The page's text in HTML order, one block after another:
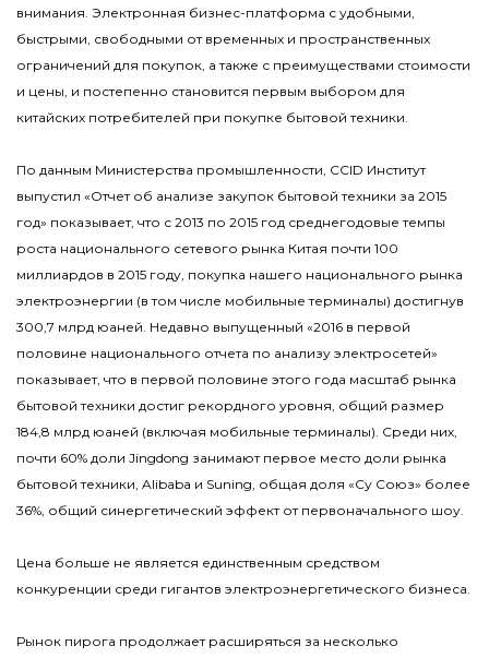
внимания. Электронная бизнес-платформа с удобными,
быстрыми, свободными от временных и пространственных
ограничений для покупок, а также с преимуществами стоимости
и цены, и постепенно становится первым выбором для
китайских потребителей при покупке бытовой техники.
По данным Министерства промышленности, CCID Институт
выпустил «Отчет об анализе закупок бытовой техники за 2015
год» показывает, что с 2013 по 2015 год среднегодовые темпы
роста национального сетевого рынка Китая почти 100
миллиардов в 2015 году, покупка нашего национального рынка
электроэнергии (в том числе мобильные терминалы) достигнув
300,7 млрд юаней. Недавно выпущенный «2016 в первой
половине национального отчета по анализу электросетей»
показывает, что в первой половине этого года масштаб рынка
бытовой техники достиг рекордного уровня, общий размер
184,8 млрд юаней (включая мобильные терминалы). Среди них,
почти 60% доли Jingdong занимают первое место доли рынка
бытовой техники, Alibaba и Suning, общая доля «Су Союз» более
36%, общий синергетический эффект от первоначального шоу.
Цена больше не является единственным средством
конкуренции среди гигантов электроэнергетического бизнеса.
Рынок пирога продолжает расширяться за несколько